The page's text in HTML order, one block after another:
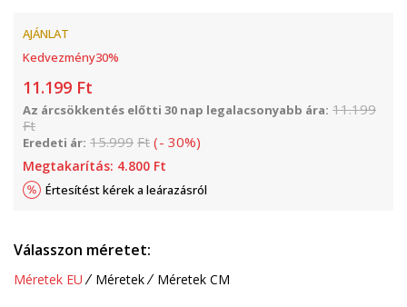
AJÁNLAT
Kedvezmény30%
11.199 Ft
Az árcsökkentés előtti 30 nap legalacsonyabb ára: 11.199
Ft
Eredeti ár: 15.999 Ft (- 30%)
Megtakarítás: 4.800 Ft
Értesítést kérek a leárazásról
Válasszon méretet:
Méretek EU Méretek Méretek CM